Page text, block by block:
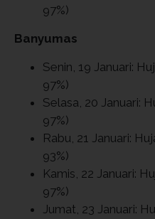
97%)
Banyumas
Senin, 19 Januari:
97%)
Selasa, 20 Januari:
97%)
Rabu, 21 Januari:
93%)
Kamis, 22 Januari:
97%)
Jumat, 23 Januari: